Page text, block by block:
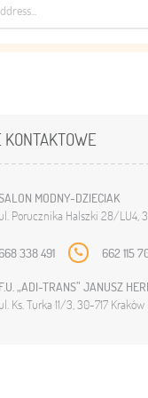
KONTAKTOWE
MODNY-DZIECIAK
ul. Porucznika Halszki 28/LU4,
668 338 491 662 115
F.U. „ADI-TRANS” JANUSZ
ul. Ks. Turka 11/3, 30-717 Kraków